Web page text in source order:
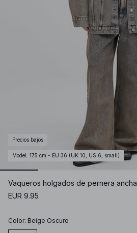
Precios bajos
Model : 175 cm - EU 36 (UK 10, US 6, small)
Vaqueros holgados de pernera ancha
EUR 9.95
Color: Beige Oscuro